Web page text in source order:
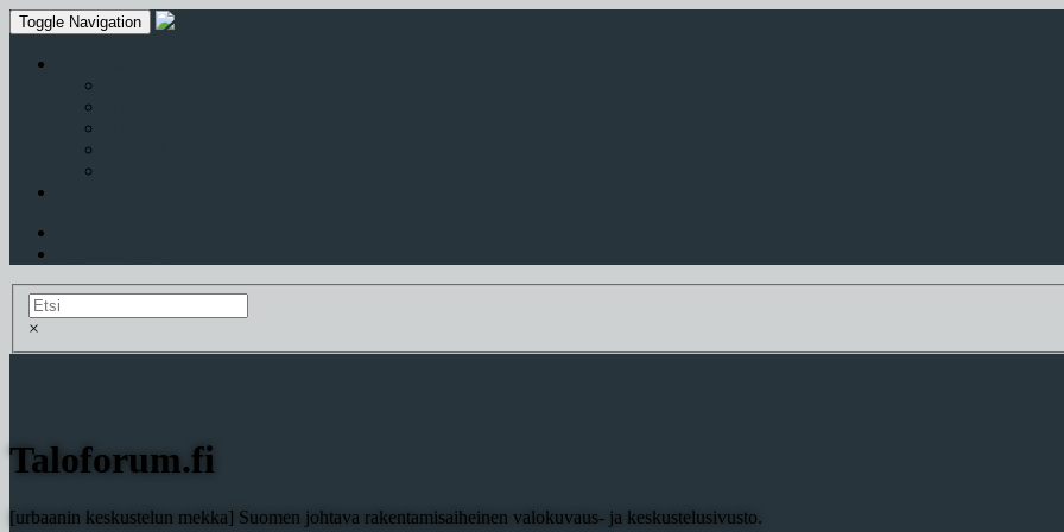
Toggle Navigation
×
Taloforum.fi
[urbaanin keskustelun mekka] Suomen johtava rakentamisaiheinen valokuvaus- ja keskustelusivusto.